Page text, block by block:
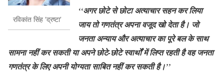
रविकांत सिंह ‘द्रष्टा’
‘‘अगर छोटे से छोटा अत्याचार सहन कर लिया
जाय तो गणतंत्र अपना वजूद खो देता है। जो
जनता अन्याय और अत्याचार का पूरे बल के साथ
सामना नहीं कर सकती या अपने छोटे-छोटे स्वार्थों में लिप्त रहती है वह जनता
गणतंत्र के लिए अपनी योग्यता साबित नहीं कर सकती है।’’